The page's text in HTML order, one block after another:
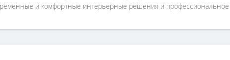
и комфортные интерьерные решения и